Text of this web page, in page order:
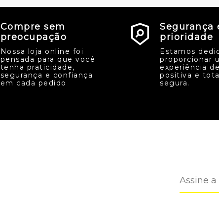
Compre sem
preocupação
Nossa loja online foi
pensada para que você
tenha praticidade,
segurança e confiança
em cada pedido
Segurança
prioridade
Estamos
proporcionar
experiência
positiva e
segura.